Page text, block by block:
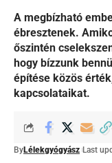
A megbízható
ébresztenek.
őszintén
hogy bízzunk
építése közös
kapcsolataikat.
ByLélekgyógyász Last